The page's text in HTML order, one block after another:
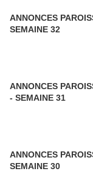
ANNONCES
SEMAINE 32
ANNONCES
- SEMAINE 31
ANNONCES
SEMAINE 30